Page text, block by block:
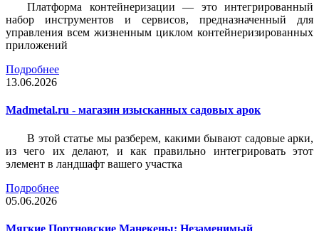
Платформа контейнеризации — это интегрированный
набор инструментов и сервисов, предназначенный для
управления всем жизненным циклом контейнеризированных
приложений
Подробнее
13.06.2026
Madmetal.ru - магазин изысканных садовых арок
В этой статье мы разберем, какими бывают садовые арки,
из чего их делают, и как правильно интегрировать этот
элемент в ландшафт вашего участка
Подробнее
05.06.2026
Мягкие Портновские Манекены: Незаменимый